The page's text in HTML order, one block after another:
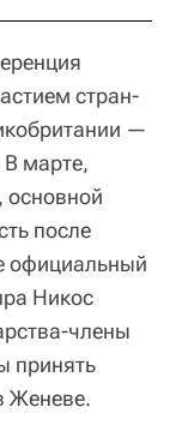
стран-
—
В марте,
основной
после
официальный
Никос
члены
принять
Женеве.